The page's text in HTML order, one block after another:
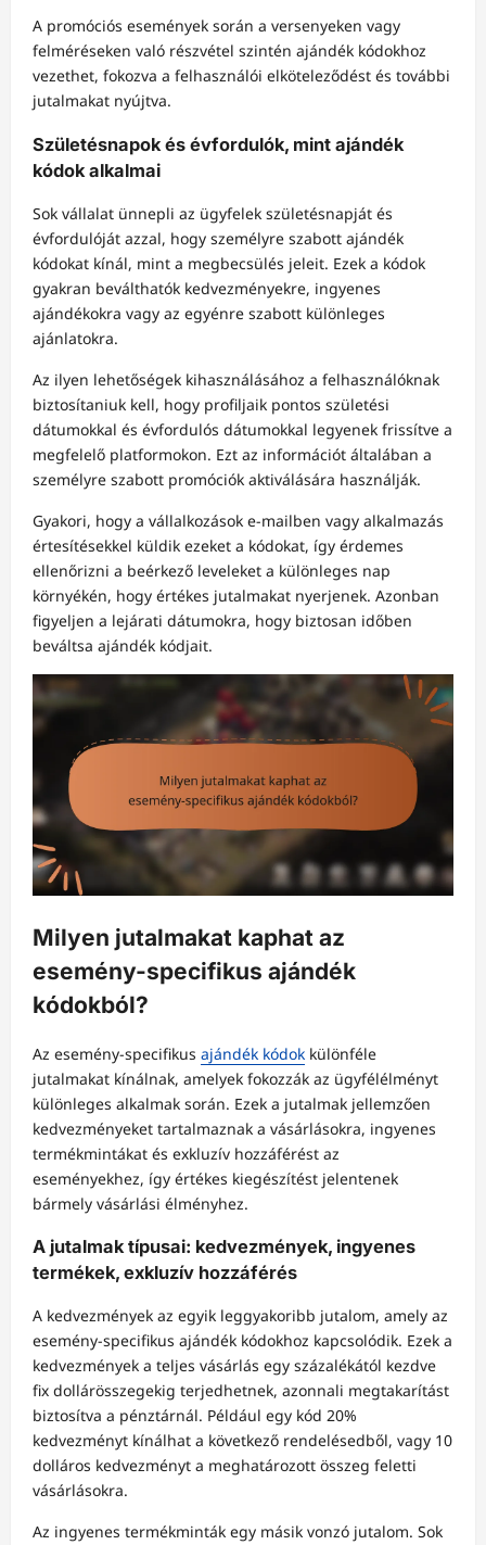
A promóciós események során a versenyeken vagy
felméréseken való részvétel szintén ajándék kódokhoz
vezethet, fokozva a felhasználói elköteleződést és további
jutalmakat nyújtva.
Születésnapok és évfordulók, mint ajándék
kódok alkalmai
Sok vállalat ünnepli az ügyfelek születésnapját és
évfordulóját azzal, hogy személyre szabott ajándék
kódokat kínál, mint a megbecsülés jeleit. Ezek a kódok
gyakran beválthatók kedvezményekre, ingyenes
ajándékokra vagy az egyénre szabott különleges
ajánlatokra.
Az ilyen lehetőségek kihasználásához a felhasználóknak
biztosítaniuk kell, hogy profiljaik pontos születési
dátumokkal és évfordulós dátumokkal legyenek frissítve a
megfelelő platformokon. Ezt az információt általában a
személyre szabott promóciók aktiválására használják.
Gyakori, hogy a vállalkozások e-mailben vagy alkalmazás
értesítésekkel küldik ezeket a kódokat, így érdemes
ellenőrizni a beérkező leveleket a különleges nap
környékén, hogy értékes jutalmakat nyerjenek. Azonban
figyeljen a lejárati dátumokra, hogy biztosan időben
beváltsa ajándék kódjait.
Milyen jutalmakat kaphat az
esemény-specifikus ajándék
kódokból?
Az esemény-specifikus ajándék kódok különféle
jutalmakat kínálnak, amelyek fokozzák az ügyfélélményt
különleges alkalmak során. Ezek a jutalmak jellemzően
kedvezményeket tartalmaznak a vásárlásokra, ingyenes
termékmintákat és exkluzív hozzáférést az
eseményekhez, így értékes kiegészítést jelentenek
bármely vásárlási élményhez.
A jutalmak típusai: kedvezmények, ingyenes
termékek, exkluzív hozzáférés
A kedvezmények az egyik leggyakoribb jutalom, amely az
esemény-specifikus ajándék kódokhoz kapcsolódik. Ezek a
kedvezmények a teljes vásárlás egy százalékától kezdve
fix dollárösszegekig terjedhetnek, azonnali megtakarítást
biztosítva a pénztárnál. Például egy kód 20%
kedvezményt kínálhat a következő rendelésedből, vagy 10
dolláros kedvezményt a meghatározott összeg feletti
vásárlásokra.
Az ingyenes termékminták egy másik vonzó jutalom. Sok